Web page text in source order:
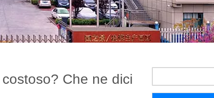
Che ne dici